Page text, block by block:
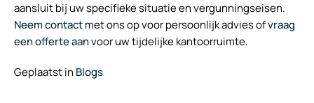
aansluit bij uw specifieke situatie en vergunningseisen.
Neem contactmet ons op voor persoonlijk advies ofvraag
een offerte aanvoor uw tijdelijke kantoorruimte.
Geplaatst in Blogs